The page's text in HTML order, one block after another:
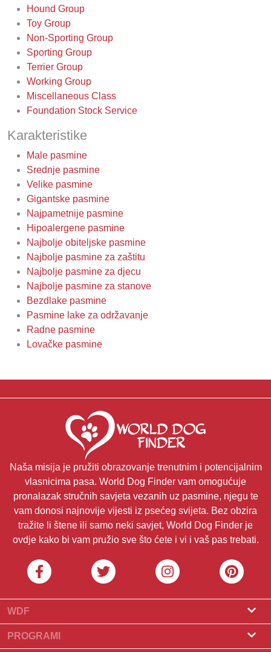
Hound Group
Toy Group
Non-Sporting Group
Sporting Group
Terrier Group
Working Group
Miscellaneous Class
Foundation Stock Service
Karakteristike
Male pasmine
Srednje pasmine
Velike pasmine
Gigantske pasmine
Najpametnije pasmine
Hipoalergene pasmine
Najbolje obiteljske pasmine
Najbolje pasmine za zaštitu
Najbolje pasmine za djecu
Najbolje pasmine za stanove
Bezdlake pasmine
Pasmine lake za održavanje
Radne pasmine
Lovačke pasmine
Naša misija je pružiti obrazovanje trenutnim i potencijalnim
vlasnicima pasa. World Dog Finder vam omogućuje
pronalazak stručnih savjeta vezanih uz pasmine, njegu te
vam donosi najnovije vijesti iz psećeg svijeta. Bez obzira
tražite li štene ili samo neki savjet, World Dog Finder je
ovdje kako bi vam pružio sve što ćete i vi i vaš pas trebati.
WDF
O nama
PROGRAMI